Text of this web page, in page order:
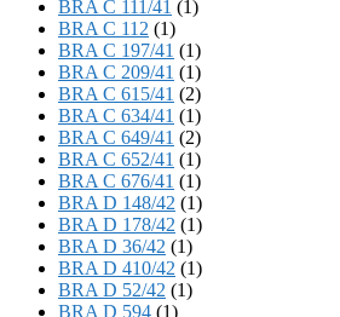
BRA C 111/41 (1)
BRA C 112 (1)
BRA C 197/41 (1)
BRA C 209/41 (1)
BRA C 615/41 (2)
BRA C 634/41 (1)
BRA C 649/41 (2)
BRA C 652/41 (1)
BRA C 676/41 (1)
BRA D 148/42 (1)
BRA D 178/42 (1)
BRA D 36/42 (1)
BRA D 410/42 (1)
BRA D 52/42 (1)
BRA D 594 (1)